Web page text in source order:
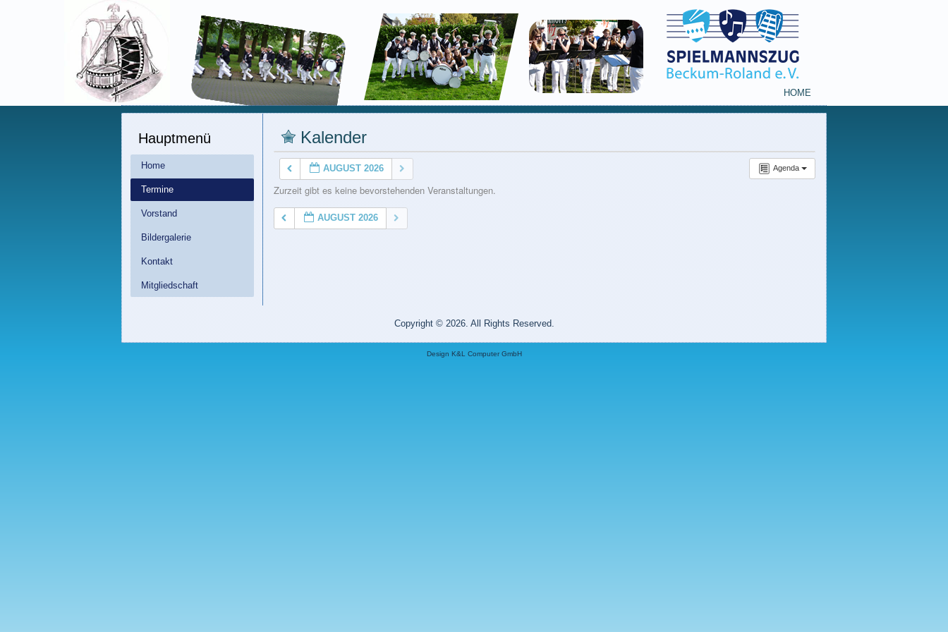
HOME
Hauptmenü
Home
Termine
Vorstand
Bildergalerie
Kontakt
Mitgliedschaft
Kalender
Agenda
AUGUST 2026
Zurzeit gibt es keine bevorstehenden Veranstaltungen.
AUGUST 2026
Copyright © 2026. All Rights Reserved.
Design K&L Computer GmbH